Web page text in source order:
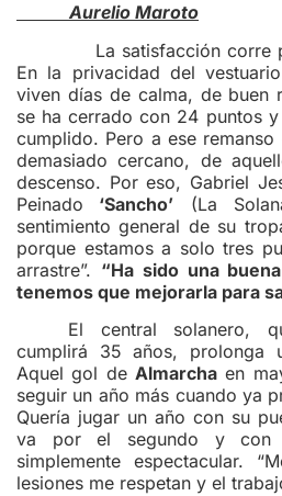
Aurelio Maroto
La satisfacción corre
En la privacidad del
viven días de calma, de buen
se ha cerrado con 24 puntos
cumplido. Pero a ese
demasiado cercano, de
descenso. Por eso, Gabriel
Peinado ‘Sancho’ (La
sentimiento general de su
porque estamos a solo tres
arrastre”. “Ha sido una
tenemos que mejorarla para
El central solanero,
cumplirá 35 años, prolonga
Aquel gol de Almarchaen
seguir un año más cuando ya
Quería jugar un año con su
va por el segundo y con
simplemente espectacular.
lesiones me respetan y el